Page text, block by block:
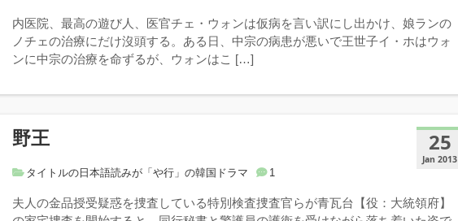
内医院、最高の遊び人、医官チェ・ウォンは仮病を言い訳にし出かけ、娘ランの
ノチェの治療にだけ沒頭する。ある日、中宗の病患が悪いで王世子イ・ホはウォ
ンに中宗の治療を命ずるが、ウォンはこ […]
25
Jan 2013
野王
タイトルの日本語読みが「や行」の韓国ドラマ 1
夫人の金品授受疑惑を捜査している特別検査捜査官らが青瓦台【役：大統領府】